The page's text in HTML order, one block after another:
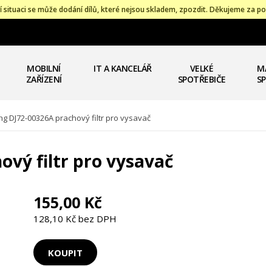
situaci se může dodání dílů, které nejsou skladem, zpozdit. Děkujeme za
MOBILNÍ
ZAŘÍZENÍ
IT A KANCELÁŘ
VELKÉ
SPOTŘEBIČE
DJ72-00326A prachový filtr pro vysavač
filtr pro vysavač
155,00 Kč
128,10 Kč bez DPH